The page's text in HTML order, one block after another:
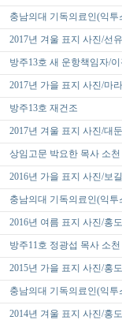
충남의대 기독의료인(익
2017년 겨울 표지 사진/선
방주13호 새 운항책임자/
2017년 가을 표지 사진/마
방주13호 재건조
2017년 겨울 표지 사진/대
상임고문 박요한 목사 소천
2016년 가을 표지 사진/보
충남의대 기독의료인(익투
2016년 여름 표지 사진/홍
방주11호 정광섭 목사 소천
2015년 가을 표지 사진/홍
충남의대 기독의료인(익
2014년 겨울 표지 사진/홍